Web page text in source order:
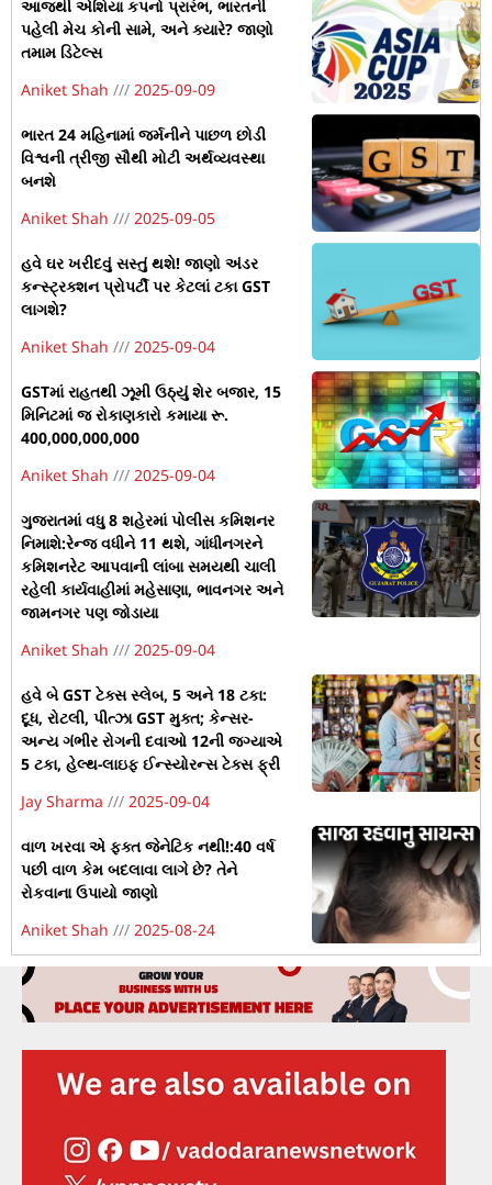
આજથી એશિયા કપનો પ્રારંભ, ભારતની
પહેલી મેચ કોની સામે, અને ક્યારે? જાણો
તમામ ડિટેલ્સ
Aniket Shah
2025-09-09
ભારત 24 મહિનામાં જર્મનીને પાછળ છોડી
વિશ્વની ત્રીજી સૌથી મોટી અર્થવ્યવસ્થા
બનશે
Aniket Shah
2025-09-05
હવે ઘર ખરીદવું સસ્તું થશે! જાણો અંડર
કન્સ્ટ્રક્શન પ્રોપર્ટી પર કેટલાં ટકા GST
લાગશે?
Aniket Shah
2025-09-04
GSTમાં રાહતથી ઝૂમી ઉઠ્યું શેર બજાર, 15
મિનિટમાં જ રોકાણકારો કમાયા રૂ.
400,000,000,000
Aniket Shah
2025-09-04
ગુજરાતમાં વધુ 8 શહેરમાં પોલીસ કમિશનર
નિમાશે:રેન્જ વધીને 11 થશે, ગાંધીનગરને
કમિશનરેટ આપવાની લાંબા સમયથી ચાલી
રહેલી કાર્યવાહીમાં મહેસાણા, ભાવનગર અને
જામનગર પણ જોડાયા
Aniket Shah
2025-09-04
હવે બે GST ટેક્સ સ્લેબ, 5 અને 18 ટકા:
દૂધ, રોટલી, પીત્ઝા GST મુક્ત; કેન્સર-
અન્ય ગંભીર રોગની દવાઓ 12ની જગ્યાએ
5 ટકા, હેલ્થ-લાઇફ ઈન્સ્યોરન્સ ટેક્સ ફ્રી
Jay Sharma
2025-09-04
વાળ ખરવા એ ફક્ત જેનેટિક નથી!:40 વર્ષ
પછી વાળ કેમ બદલાવા લાગે છે? તેને
રોકવાના ઉપાયો જાણો
Aniket Shah
2025-08-24